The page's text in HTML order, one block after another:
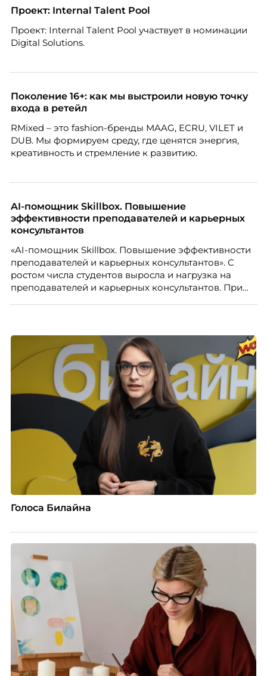
вовлечения, стоит остановиться на неудобном
факте: данные говорят ровно обратное тому, что
подсказывает интуиция. Автор свежего выпуска
Марианна Симонян — HR Tech лидер, эксперт по
Проект: Internal Talent Pool
Проект: Internal Talent Pool участвует в номинации
Digital Solutions.
Поколение 16+: как мы выстроили новую точку
входа в ретейл
RMixed – это fashion-бренды MAAG, ECRU, VILET и
DUB. Мы формируем среду, где ценятся энергия,
креативность и стремление к развитию.
AI-помощник Skillbox. Повышение
эффективности преподавателей и карьерных
консультантов
«AI-помощник Skillbox. Повышение эффективности
преподавателей и карьерных консультантов». С
ростом числа студентов выросла и нагрузка на
преподавателей и карьерных консультантов. При
процессы, сохранить качество поддержки и
масштабироваться без роста команды. Так и
появился AI-помощник, встроенный в платформу
Skillbox.
Голоса Билайна